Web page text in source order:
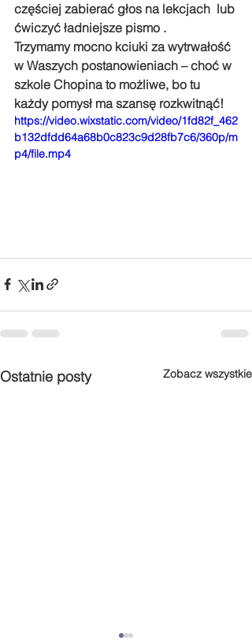
częściej zabierać głos na lekcjach  lub
ćwiczyć ładniejsze pismo .
Trzymamy mocno kciuki za wytrwałość
w Waszych postanowieniach – choć w
szkole Chopina to możliwe, bo tu
każdy pomysł ma szansę rozkwitnąć!
https://video.wixstatic.com/video/1fd82f_462
b132dfdd64a68b0c823c9d28fb7c6/360p/m
p4/file.mp4
Ostatnie posty Zobacz wszystkie